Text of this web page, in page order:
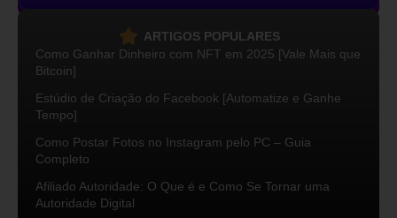
ARTIGOS POPULARES
Como Ganhar Dinheiro com NFT em 2025 [Vale Mais que
Bitcoin]
Estúdio de Criação do Facebook [Automatize e Ganhe
Tempo]
Como Postar Fotos no Instagram pelo PC – Guia
Completo
Afiliado Autoridade: O Que é e Como Se Tornar uma
Autoridade Digital